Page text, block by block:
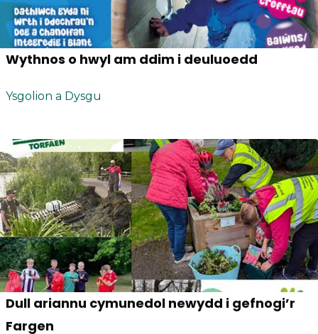
Wythnos o hwyl am ddim i deuluoedd
Ysgolion a Dysgu
Dull ariannu cymunedol newydd i gefnogi’r
Fargen